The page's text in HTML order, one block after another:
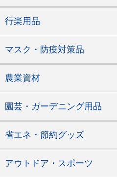
行楽用品
マスク・防疫対策品
農業資材
園芸・ガーデニング用品
省エネ・節約グッズ
アウトドア・スポーツ